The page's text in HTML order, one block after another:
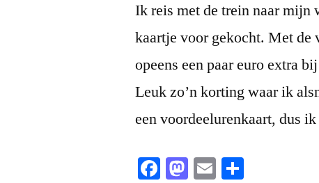
Ik reis met de trein naar mijn
kaartje voor gekocht. Met de
opeens een paar euro extra
Leuk zo’n korting waar ik
een voordeelurenkaart, dus
Facebook
Mastodon
Email